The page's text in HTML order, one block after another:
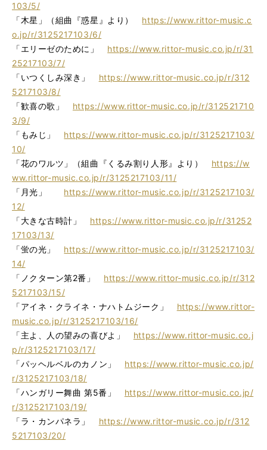
103/5/
「木星」（組曲『惑星』より） https://www.rittor-music.c
o.jp/r/3125217103/6/
「エリーゼのために」 https://www.rittor-music.co.jp/r/31
25217103/7/
「いつくしみ深き」 https://www.rittor-music.co.jp/r/312
5217103/8/
「歓喜の歌」 https://www.rittor-music.co.jp/r/312521710
3/9/
「もみじ」 https://www.rittor-music.co.jp/r/3125217103/
10/
「花のワルツ」（組曲『くるみ割り人形』より） https://w
ww.rittor-music.co.jp/r/3125217103/11/
「月光」 https://www.rittor-music.co.jp/r/3125217103/
12/
「大きな古時計」 https://www.rittor-music.co.jp/r/31252
17103/13/
「蛍の光」 https://www.rittor-music.co.jp/r/3125217103/
14/
「ノクターン第2番」 https://www.rittor-music.co.jp/r/312
5217103/15/
「アイネ・クライネ・ナハトムジーク」 https://www.rittor-
music.co.jp/r/3125217103/16/
「主よ、人の望みの喜びよ」 https://www.rittor-music.co.j
p/r/3125217103/17/
「パッヘルベルのカノン」 https://www.rittor-music.co.jp/
r/3125217103/18/
「ハンガリー舞曲 第5番」 https://www.rittor-music.co.jp/
r/3125217103/19/
「ラ・カンパネラ」 https://www.rittor-music.co.jp/r/312
5217103/20/